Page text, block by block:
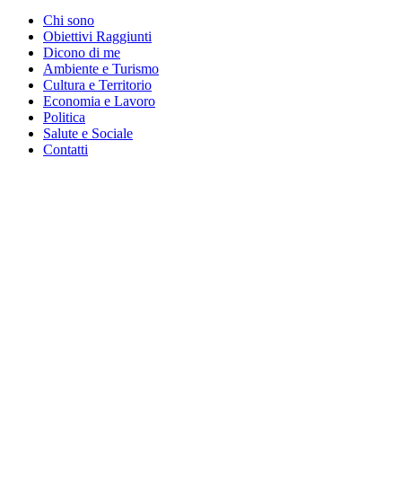
Chi sono
Obiettivi Raggiunti
Dicono di me
Ambiente e Turismo
Cultura e Territorio
Economia e Lavoro
Politica
Salute e Sociale
Contatti